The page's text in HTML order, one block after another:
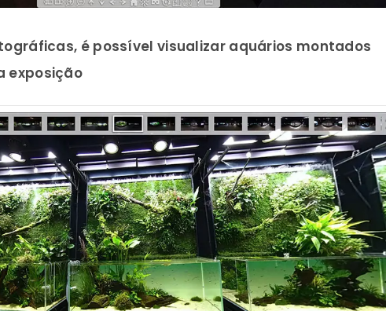
é possível visualizar aquários montados
exposição